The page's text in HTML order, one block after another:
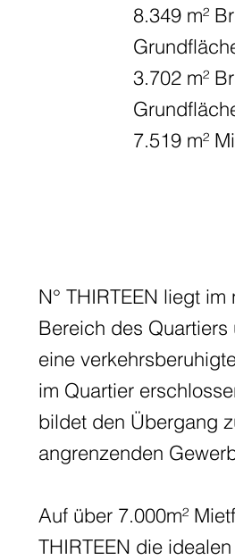
8.349 m²
3.702 m²
7.519 m²
N° THIRTEEN liegt
Bereich des
eine
im Quartier
bildet den Übergang
angrenzenden
Auf über 7.000m²
THIRTEEN die idealen